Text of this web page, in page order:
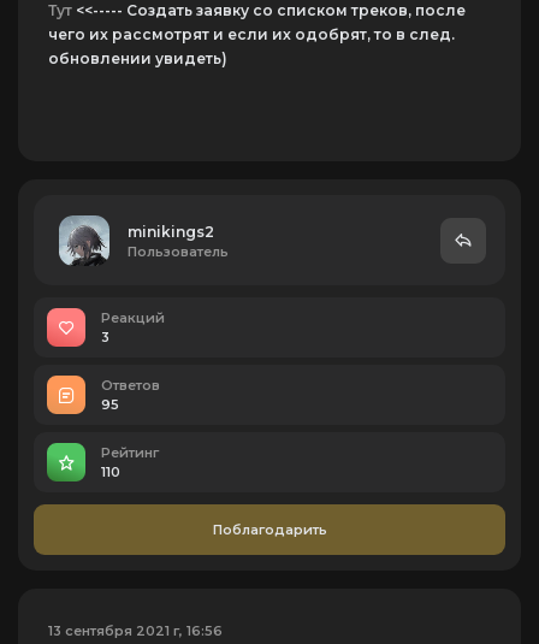
Тут <<----- Создать заявку со списком треков, после
чего их рассмотрят и если их одобрят, то в след.
обновлении увидеть)
minikings2
Пользователь
Реакций
3
Ответов
95
Рейтинг
110
Поблагодарить
13 сентября 2021 г, 16:56